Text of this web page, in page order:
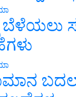
ಬೆಳೆಯಲು